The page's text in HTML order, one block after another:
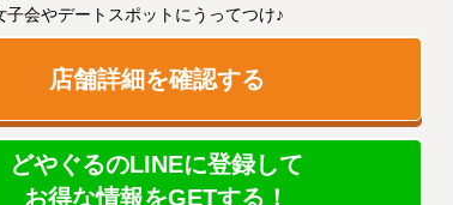
子会やデートスポットにうってつけ♪
店舗詳細を確認する
どやぐるのLINEに登録して
お得な情報をGETする！